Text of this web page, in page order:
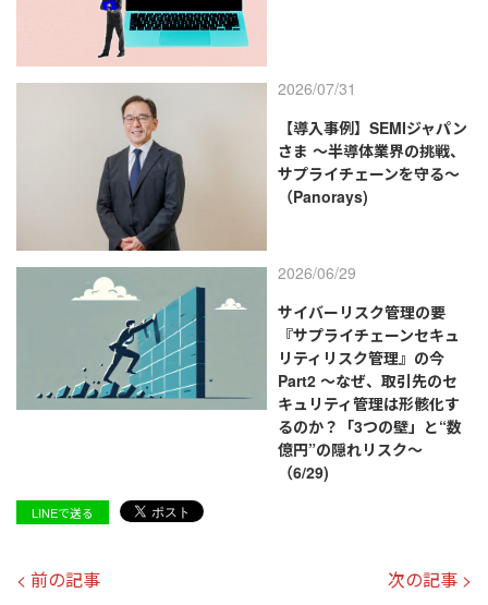
2026/07/31
【導入事例】SEMIジャパン
さま ～半導体業界の挑戦、
サプライチェーンを守る～
（Panorays)
2026/06/29
サイバーリスク管理の要
『サプライチェーンセキュ
リティリスク管理』の今
Part2 ～なぜ、取引先のセ
キュリティ管理は形骸化す
るのか？「3つの壁」と“数
億円”の隠れリスク～
（6/29)
LINEで送る
< 前の記事 次の記事 >